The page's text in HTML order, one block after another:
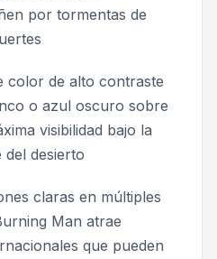
por tormentas de
color de alto contraste
o azul oscuro sobre
visibilidad bajo la
desierto
claras en múltiples
Man atrae
que pueden